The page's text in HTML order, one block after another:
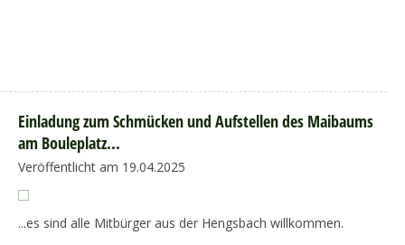
Einladung zum Schmücken und Aufstellen des Maibaums
am Bouleplatz...
Veröffentlicht am 19.04.2025
...es sind alle Mitbürger aus der Hengsbach willkommen.